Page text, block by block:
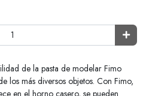
de la pasta de modelar Fimo
los más diversos objetos. Con Fimo,